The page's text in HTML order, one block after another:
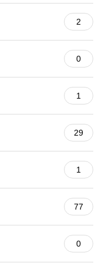
2
0
1
29
1
77
0